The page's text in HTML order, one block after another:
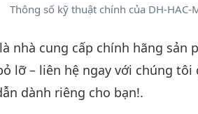
Thông số kỹ thuật chính của DH-HAC-
nhà cung cấp chính hãng sản
lỡ – liên hệ ngay với chúng
dành riêng cho bạn!.